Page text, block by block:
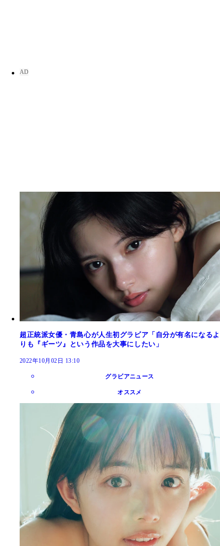
超正統派女優・青島心が人生初グラビア「自分が有名になるよ
りも『ギーツ』という作品を大事にしたい」
2022年10月02日 13:10
グラビアニュース
オススメ